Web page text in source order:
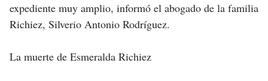
expediente muy amplio, informó el abogado de la familia
Richiez, Silverio Antonio Rodríguez.
La muerte de Esmeralda Richiez